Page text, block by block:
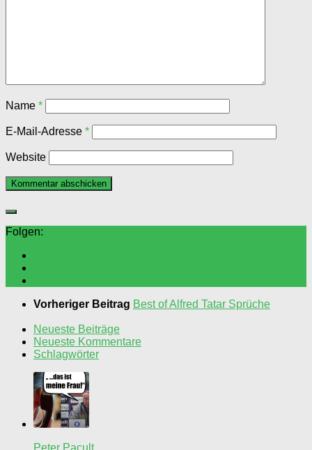
Name *
E-Mail-Adresse *
Website
Folgen:
Vorheriger Beitrag Best of Alfred Tatar Sprüche
Neueste Beiträge
Neueste Kommentare
Schlagwörter